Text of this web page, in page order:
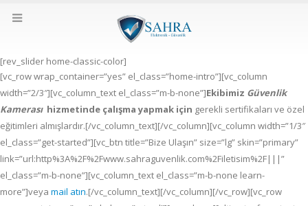
[rev_slider home-classic-color]
[vc_row wrap_container=”yes” el_class=”home-intro”][vc_column
width=”2/3″][vc_column_text el_class=”m-b-none”]Ekibimiz Güvenlik
Kamerasıhizmetinde çalışma yapmak için gerekli sertifikaları ve özel
eğitimleri almışlardır.[/vc_column_text][/vc_column][vc_column width=”1/3″
el_class=”get-started”][vc_btn title=”Bize Ulaşın” size=”lg” skin=”primary”
link=”url:http%3A%2F%2Fwww.sahraguvenlik.com%2Filetisim%2F|||”
el_class=”m-b-none”][vc_column_text el_class=”m-b-none learn-
more”]veya mail atın.[/vc_column_text][/vc_column][/vc_row][vc_row